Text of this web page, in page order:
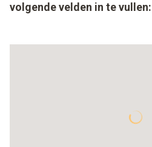
volgende velden in te vullen: